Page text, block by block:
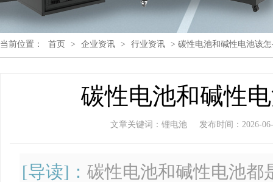
当前位置： 首页 > 企业资讯 > 行业资讯 > 碳性电池和碱性电池该
碳性电池和碱性
文章关键词：锂电池 发布时间：2026-
[导读]： 碳性电池和碱性电池都